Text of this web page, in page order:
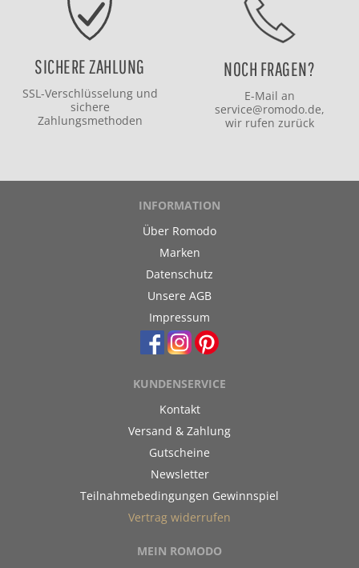
SICHERE ZAHLUNG
SSL-Verschlüsselung und
sichere
Zahlungsmethoden
NOCH FRAGEN?
E-Mail an
service@romodo.de,
wir rufen zurück
INFORMATION
Über Romodo
Marken
Datenschutz
Unsere AGB
Impressum
KUNDENSERVICE
Kontakt
Versand & Zahlung
Gutscheine
Newsletter
Teilnahmebedingungen Gewinnspiel
Vertrag widerrufen
MEIN ROMODO